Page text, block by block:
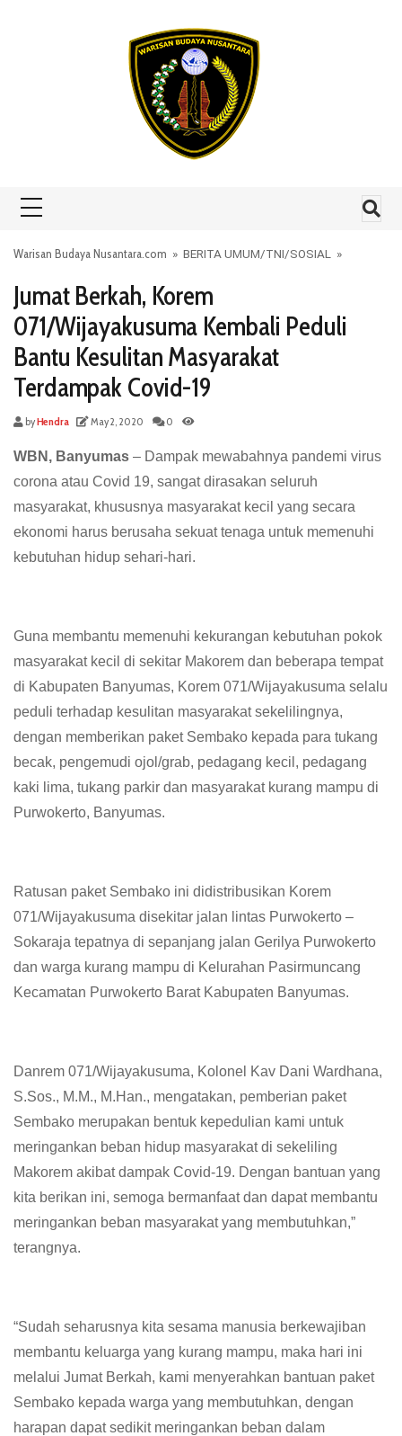
Warisan Budaya Nusantara.com » BERITA UMUM/TNI/SOSIAL »
Jumat Berkah, Korem
071/Wijayakusuma Kembali Peduli
Bantu Kesulitan Masyarakat
Terdampak Covid-19
byHendra May 2, 2020 0
WBN, Banyumas – Dampak mewabahnya pandemi virus
corona atau Covid 19, sangat dirasakan seluruh
masyarakat, khususnya masyarakat kecil yang secara
ekonomi harus berusaha sekuat tenaga untuk memenuhi
kebutuhan hidup sehari-hari.
Guna membantu memenuhi kekurangan kebutuhan pokok
masyarakat kecil di sekitar Makorem dan beberapa tempat
di Kabupaten Banyumas, Korem 071/Wijayakusuma selalu
peduli terhadap kesulitan masyarakat sekelilingnya,
dengan memberikan paket Sembako kepada para tukang
becak, pengemudi ojol/grab, pedagang kecil, pedagang
kaki lima, tukang parkir dan masyarakat kurang mampu di
Purwokerto, Banyumas.
Ratusan paket Sembako ini didistribusikan Korem
071/Wijayakusuma disekitar jalan lintas Purwokerto –
Sokaraja tepatnya di sepanjang jalan Gerilya Purwokerto
dan warga kurang mampu di Kelurahan Pasirmuncang
Kecamatan Purwokerto Barat Kabupaten Banyumas.
Danrem 071/Wijayakusuma, Kolonel Kav Dani Wardhana,
S.Sos., M.M., M.Han., mengatakan, pemberian paket
Sembako merupakan bentuk kepedulian kami untuk
meringankan beban hidup masyarakat di sekeliling
Makorem akibat dampak Covid-19. Dengan bantuan yang
kita berikan ini, semoga bermanfaat dan dapat membantu
meringankan beban masyarakat yang membutuhkan,”
terangnya.
“Sudah seharusnya kita sesama manusia berkewajiban
membantu keluarga yang kurang mampu, maka hari ini
melalui Jumat Berkah, kami menyerahkan bantuan paket
Sembako kepada warga yang membutuhkan, dengan
harapan dapat sedikit meringankan beban dalam